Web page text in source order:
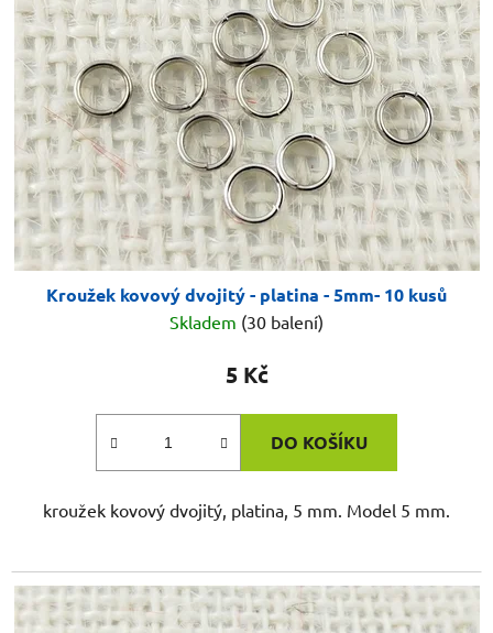
Kroužek kovový dvojitý - platina - 5mm- 10 kusů
Skladem (30 balení)
5 Kč
DO KOŠÍKU
kroužek kovový dvojitý, platina, 5 mm. Model 5 mm.